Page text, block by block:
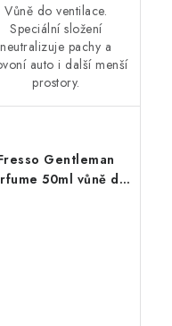
Vůně do ventilace.
Speciální složení
neutralizuje pachy a
auto i další menší
prostory.
Gentleman
50ml vůně do